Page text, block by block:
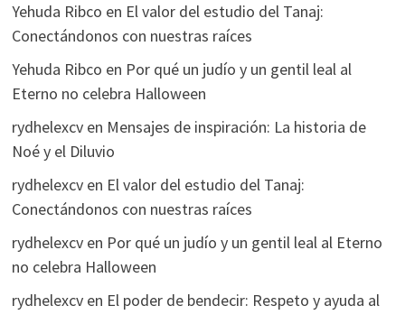
Yehuda Ribco en El valor del estudio del Tanaj:
Conectándonos con nuestras raíces
Yehuda Ribco en Por qué un judío y un gentil leal al
Eterno no celebra Halloween
rydhelexcven Mensajes de inspiración: La historia de
Noé y el Diluvio
rydhelexcven El valor del estudio del Tanaj:
Conectándonos con nuestras raíces
rydhelexcven Por qué un judío y un gentil leal al Eterno
no celebra Halloween
rydhelexcven El poder de bendecir: Respeto y ayuda al